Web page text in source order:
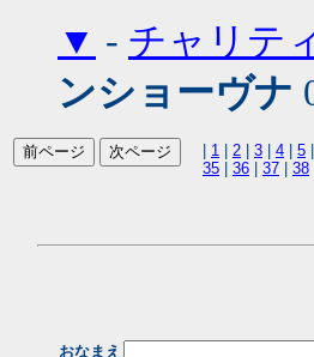
▼ - チャリテ
ンショーヴナ
1 2 3 4 5
35
36 37 38
おなまえ